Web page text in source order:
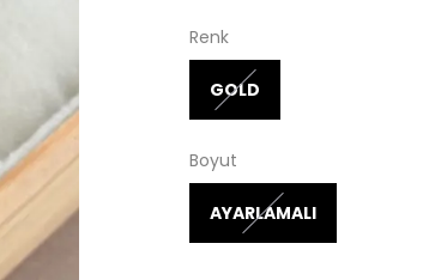
Renk
GOLD
Boyut
AYARLAMALI